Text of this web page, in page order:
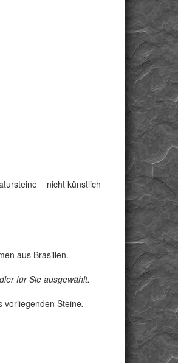
= nicht künstlich
aus Brasilien.
für Sie ausgewählt.
vorliegenden Steine.